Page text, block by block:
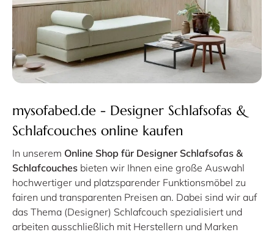
mysofabed.de - Designer Schlafsofas &
Schlafcouches online kaufen
In unserem Online Shop für Designer Schlafsofas &
Schlafcouches bieten wir Ihnen eine große Auswahl
hochwertiger und platzsparender Funktionsmöbel zu
fairen und transparenten Preisen an. Dabei sind wir auf
das Thema (Designer) Schlafcouch spezialisiert und
arbeiten ausschließlich mit Herstellern und Marken